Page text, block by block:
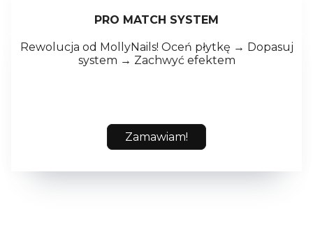
PRO MATCH SYSTEM
Rewolucja od MollyNails! Oceń płytkę → Dopasuj
system → Zachwyć efektem
Zamawiam!